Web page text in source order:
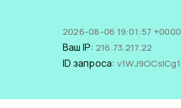
2026-08-06 19:01:57 +0000
Ваш IP: 216.73.217.22
ID запроса: v1WJ9OCslCg1